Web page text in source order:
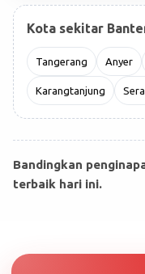
Kota sekitar
Tangerang Anyer
Karangtanjung
Bandingkan
terbaik hari ini.